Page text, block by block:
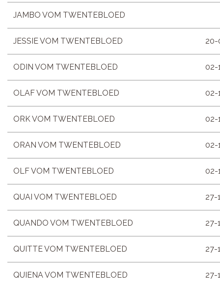
JAMBO VOM TWENTEBLOED
JESSIE VOM TWENTEBLOED 20-
ODIN VOM TWENTEBLOED 02-
OLAF VOM TWENTEBLOED 02-
ORK VOM TWENTEBLOED 02-
ORAN VOM TWENTEBLOED 02-
OLF VOM TWENTEBLOED 02-
QUAI VOM TWENTEBLOED 27-
QUANDO VOM TWENTEBLOED 27-
QUITTE VOM TWENTEBLOED 27-
QUIENA VOM TWENTEBLOED 27-